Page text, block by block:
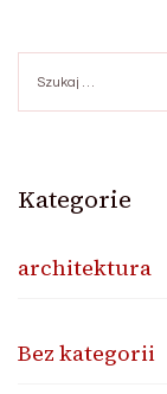
Kategorie
architektura
Bez kategorii